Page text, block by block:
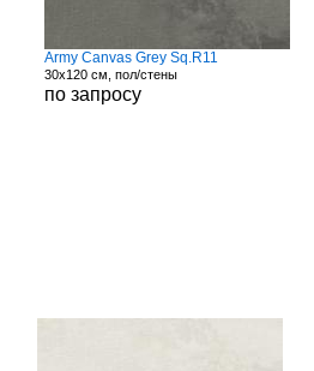
Army Canvas Grey Sq.R11
30x120 см, пол/стены
по запросу